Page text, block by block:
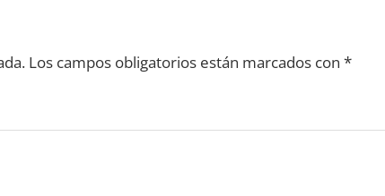
Los campos obligatorios están marcados con *